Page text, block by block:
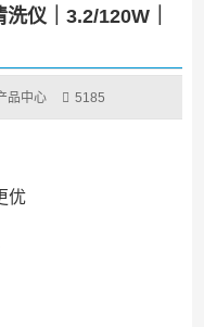
仪｜3.2/120W｜
品中心 5185
优